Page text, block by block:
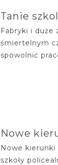
Tanie
Fabryki i duże
śmiertelnym
spowolnić
Nowe
Nowe
szkoły